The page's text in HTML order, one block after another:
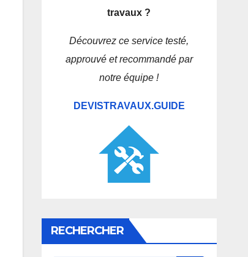
travaux ?
Découvrez ce service testé,
approuvé et recommandé par
notre équipe !
DEVISTRAVAUX.GUIDE
RECHERCHER